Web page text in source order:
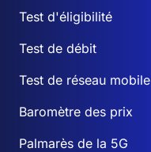
Test d'éligibilité
Test de débit
Test de réseau mobile
Baromètre des prix
Palmarès de la 5G